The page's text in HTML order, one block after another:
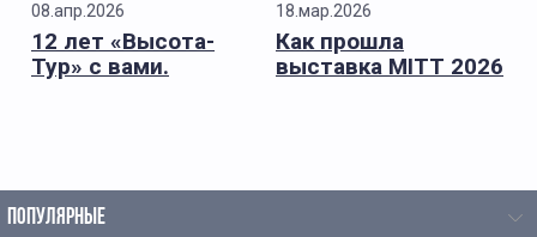
08.апр.2026
12 лет «Высота-
Тур» с вами.
18.мар.2026
Как прошла
выставка MITT 2026
ПОПУЛЯРНЫЕ